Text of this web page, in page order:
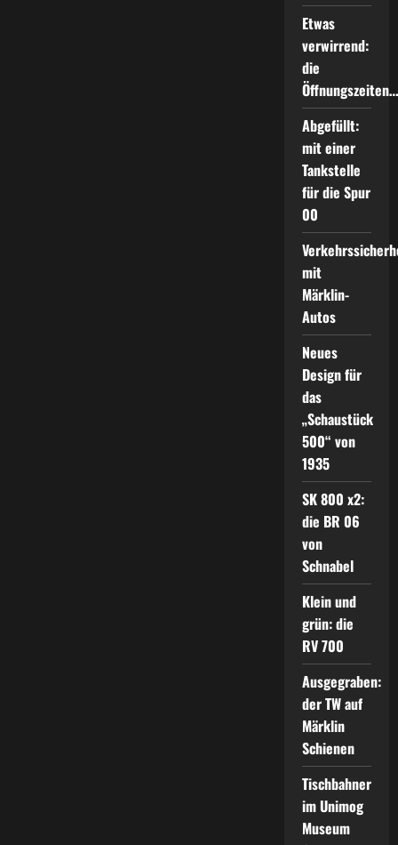
Etwas
verwirrend:
die
Öffnungszeiten…
Abgefüllt:
mit einer
Tankstelle
für die Spur
00
mit
Märklin-
Autos
Neues
Design für
das
„Schaustück
500“ von
1935
SK 800 x2:
die BR 06
von
Schnabel
Klein und
grün: die
RV 700
Ausgegraben:
der TW auf
Märklin
Schienen
Tischbahner
im Unimog
Museum